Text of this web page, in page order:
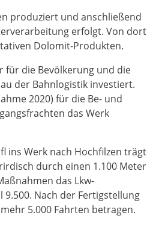
produziert und anschließend
erfolgt. Von dort
Dolomit-Produkten.
für die Bevölkerung und die
der Bahnlogistik investiert.
2020) für die Be- und
das Werk
ins Werk nach Hochfilzen trägt
durch einen 1.100 Meter
das Lkw-
9.500. Nach der Fertigstellung
5.000 Fahrten betragen.